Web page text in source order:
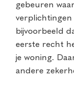
gebeuren
verplichtingen
bijvoorbeeld
eerste recht
je woning.
andere